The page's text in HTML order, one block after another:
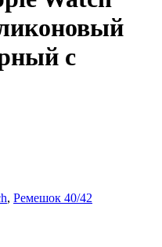
с
, Ремешок 40/42